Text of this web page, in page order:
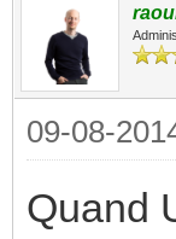
09-08-
Quand